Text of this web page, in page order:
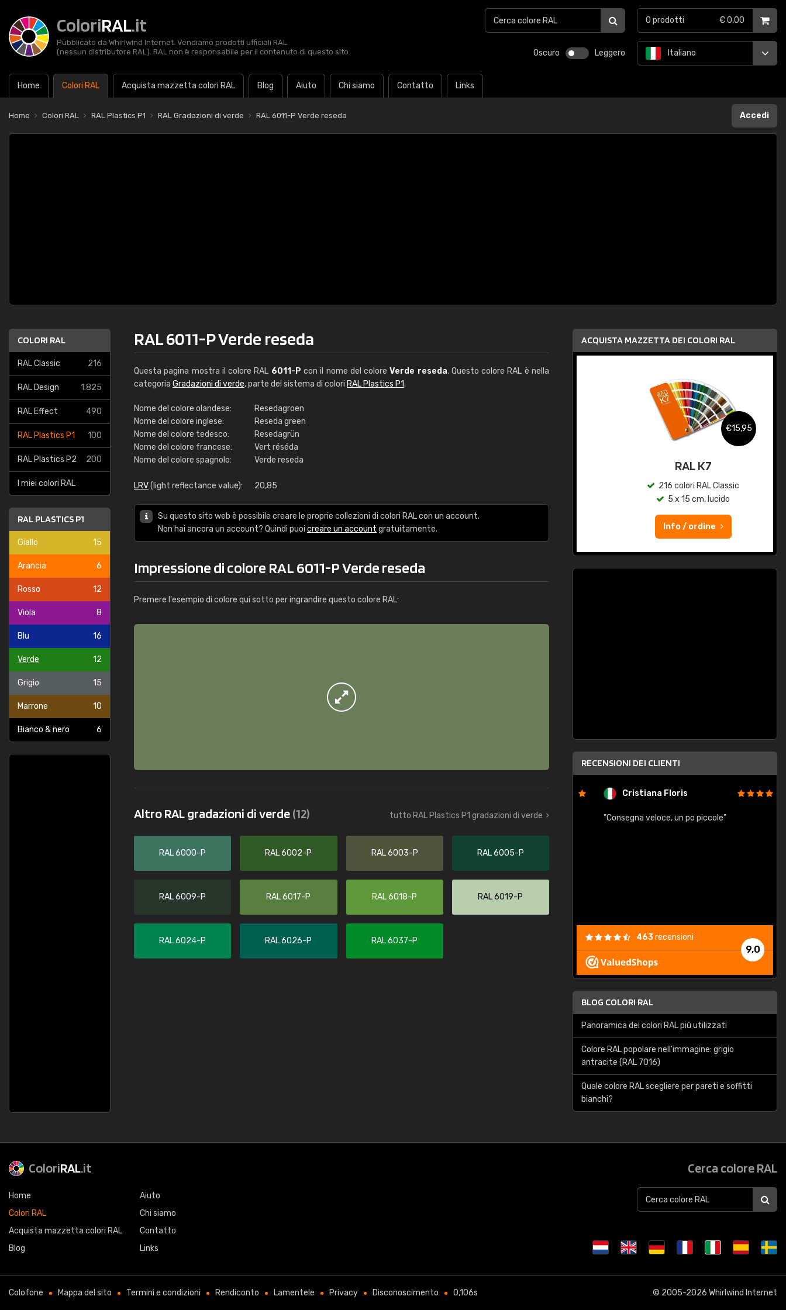
ColoriRAL.it
Pubblicato da Whirlwind Internet. Vendiamo prodotti ufficiali RAL
(nessun distributore RAL). RAL non è responsabile per il contenuto di questo sito.
Oscuro Leggero
Home Colori RAL Acquista mazzetta colori RAL Blog Aiuto Chi siamo Contatto Links
Italiano
0 prodotti € 0,00
Home Colori RAL RAL Plastics P1 RAL Gradazioni di verde RAL 6011-P Verde reseda Accedi
COLORI RAL
RAL Classic 216
RAL Design 1.825
RAL Effect 490
RAL Plastics P1 100
RAL Plastics P2 200
I miei colori RAL
RAL PLASTICS P1
Giallo 15
Arancia 6
Rosso 12
Viola 8
Blu 16
Verde 12
Grigio 15
Marrone 10
Bianco & nero 6
RAL 6011-P Verde reseda
Questa pagina mostra il colore RAL 6011-P con il nome del coloreVerde reseda. Questo colore RAL è nella
categoria Gradazioni di verde, parte del sistema di colori RAL Plastics P1.
Nome del colore olandese:
Resedagroen
Nome del colore inglese:
Reseda green
Nome del colore tedesco:
Resedagrün
Nome del colore francese:
Vert réséda
Nome del colore spagnolo:
Verde reseda
LRV(light reflectance value): 20,85
Su questo sito web è possibile creare le proprie collezioni di colori RAL con un account.
Non hai ancora un account? Quindi puoi creare un account gratuitamente.
Impressione di colore RAL 6011-P Verde reseda
Premere l'esempio di colore qui sotto per ingrandire questo colore RAL:
Altro RAL gradazioni di verde(12) tutto RAL Plastics P1 gradazioni di verde
RAL 6000-P RAL 6002-P RAL 6003-P RAL 6005-P
RAL 6009-P RAL 6017-P RAL 6018-P RAL 6019-P
RAL 6024-P RAL 6026-P RAL 6037-P
ACQUISTA MAZZETTA DEI COLORI RAL
€15,95
RAL K7
216 colori RAL Classic
5 x 15 cm, lucido
Info / ordine
RECENSIONI DEI CLIENTI
"buon servizio"
Cristiana Floris
"Consegna veloce, un po piccole"
9,0
463recensioni
BLOG COLORI RAL
Panoramica dei colori RAL più utilizzati
Colore RAL popolare nell'immagine: grigio
antracite (RAL 7016)
Quale colore RAL scegliere per pareti e soffitti
bianchi?
ColoriRAL.it
Home
Colori RAL
Acquista mazzetta colori RAL
Blog
Aiuto
Chi siamo
Contatto
Links
Cerca colore RAL
Colofone Mappa del sito Termini e condizioni Rendiconto Lamentele Privacy Disconoscimento 0,106s © 2005-2026 Whirlwind Internet